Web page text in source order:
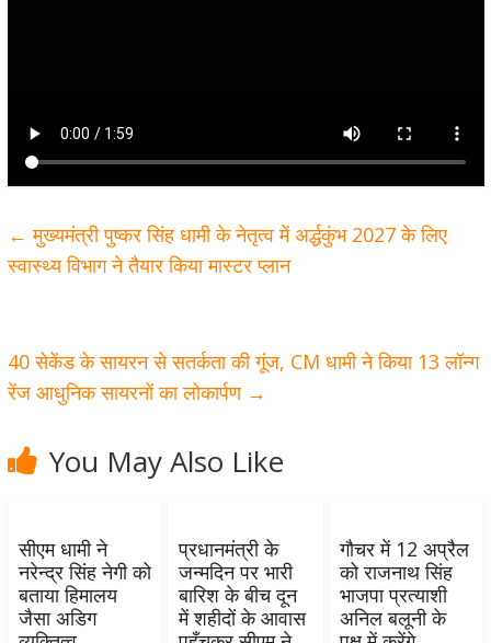
← मुख्यमंत्री पुष्कर सिंह धामी के नेतृत्व में अर्द्धकुंभ 2027 के लिए
स्वास्थ्य विभाग ने तैयार किया मास्टर प्लान
40 सेकेंड के सायरन से सतर्कता की गूंज, CM धामी ने किया 13 लॉन्ग
रेंज आधुनिक सायरनों का लोकार्पण →
You May Also Like
सीएम धामी ने
नरेन्द्र सिंह नेगी को
बताया हिमालय
जैसा अडिग
प्रधानमंत्री के
जन्मदिन पर भारी
बारिश के बीच दून
में शहीदों के आवास
गौचर में 12 अप्रैल
को राजनाथ सिंह
भाजपा प्रत्याशी
अनिल बलूनी के